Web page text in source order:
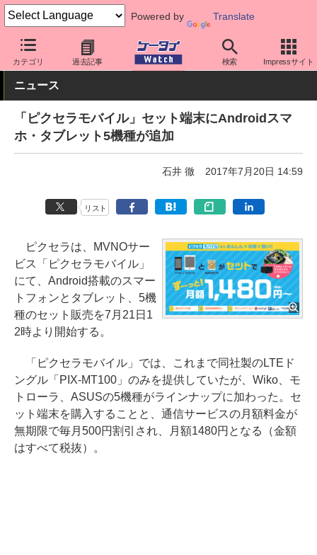
Powered by Translate
カテゴリ 過去記事 検索 Impressサイト
ケータイ Watch 格安スマホ/格安SIM 格安SIM/MVNO その他
ニュース
「ピクセラモバイル」セット端末にAndroidスマ
ホ・タブレット5機種が追加
石井 徹 2017年7月20日 14:59
リスト
ピクセラは、MVNOサー
ビス「ピクセラモバイル」
にて、Android搭載のスマー
トフォンとタブレット、5機
種のセット販売を7月21日1
2時より開始する。
「ピクセラモバイル」では、これまで同社製のLTEド
ングル「PIX-MT100」のみを提供していたが、Wiko、モ
トローラ、ASUSの5機種がラインナップに加わった。セ
ット端末を購入することと、通信サービスの月額料金が
無期限で毎月500円割引され、月額1480円となる（金額
はすべて税抜）。